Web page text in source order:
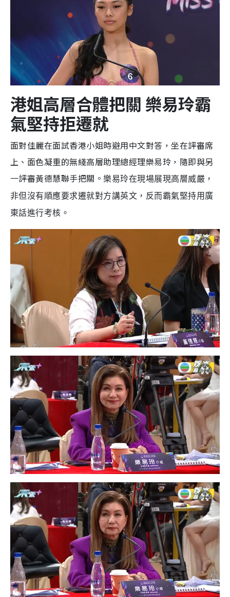
港姐高層合體把關 樂易玲霸
氣堅持拒遷就
面對佳麗在面試香港小姐時避用中文對答，坐在評審席
上、面色凝重的無綫高層助理總經理樂易玲，隨即與另
一評審黃德慧聯手把關。樂易玲在現場展現高層威嚴，
非但沒有順應要求遷就對方講英文，反而霸氣堅持用廣
東話進行考核。